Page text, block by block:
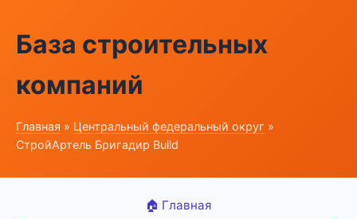
База строительных
компаний
Главная » Центральный федеральный округ »
СтройАртель Бригадир Build
🏠 Главная